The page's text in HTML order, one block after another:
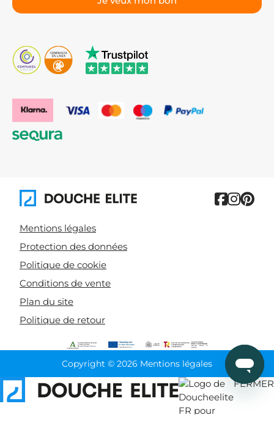
Mentions légales
Protection des données
Politique de cookie
Conditions de vente
Plan du site
Politique de retour
Copyright © 2026 Mentions légales
FERMER